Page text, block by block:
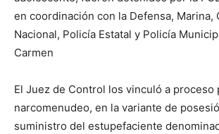
en coordinación con la Defensa, Marina,
Nacional, Policía Estatal y Policía
Carmen
El Juez de Control los vinculó a proceso
narcomenudeo, en la variante de
suministro del estupefaciente